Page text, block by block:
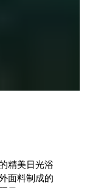
精美日光浴
面料制成的